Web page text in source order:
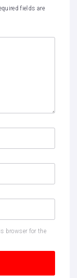
fields are
browser for the